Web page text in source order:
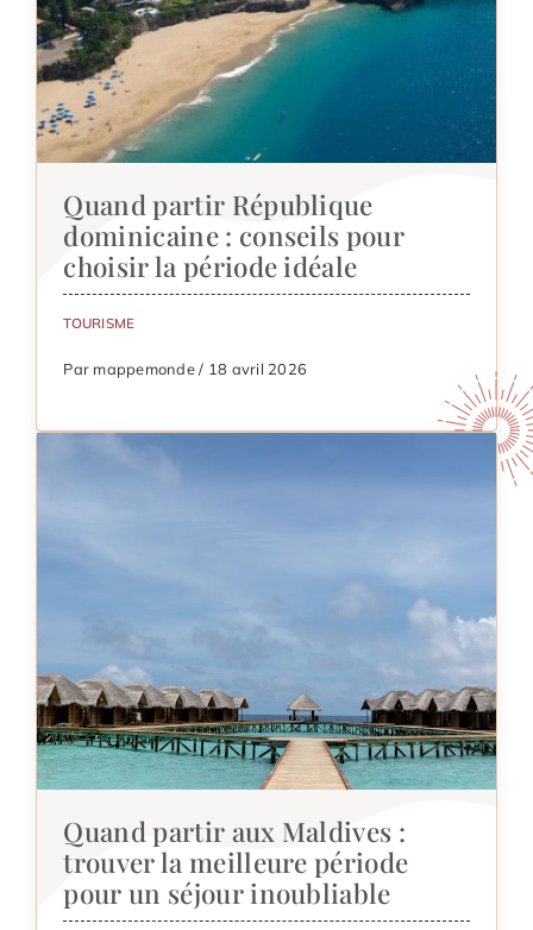
Quand partir République
dominicaine : conseils pour
choisir la période idéale
TOURISME
Par mappemonde / 18 avril 2026
Quand partir aux Maldives :
trouver la meilleure période
pour un séjour inoubliable